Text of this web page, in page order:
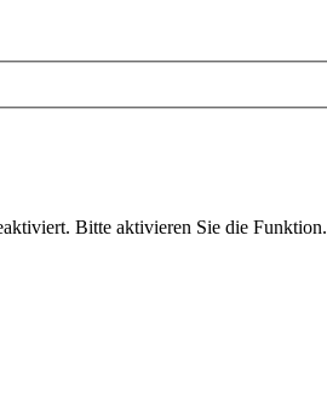
Bitte aktivieren Sie die Funktion.